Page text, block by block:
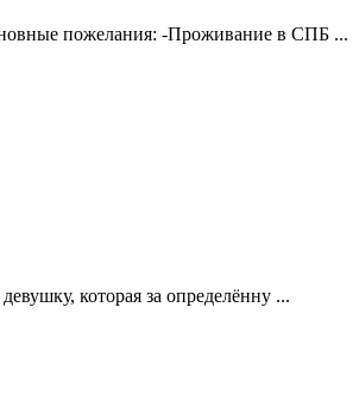
пожелания: -Проживание в СПБ ...
которая за определённу ...